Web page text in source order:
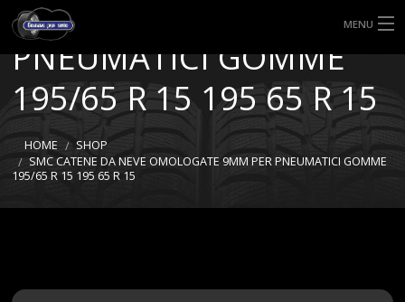
MENU
HOME
TIPI DI GOMME
MISURE GOMME
OMOLOGATE 9MM PER
PNEUMATICI GOMME
195/65 R 15 195 65 R 15
HOME
SHOP
SMC CATENE DA NEVE OMOLOGATE 9MM PER PNEUMATICI GOMME
195/65 R 15 195 65 R 15